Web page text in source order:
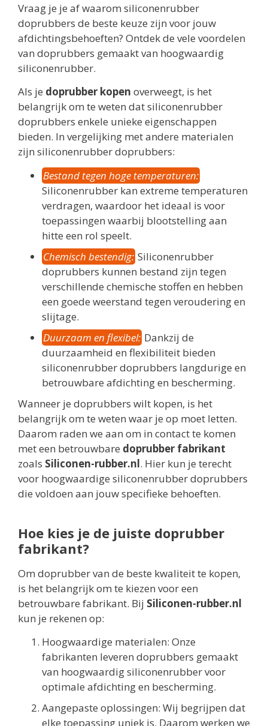
Vraag je je af waarom siliconenrubber
doprubbers de beste keuze zijn voor jouw
afdichtingsbehoeften? Ontdek de vele voordelen
van doprubbers gemaakt van hoogwaardig
siliconenrubber.
Als je doprubber kopen overweegt, is het
belangrijk om te weten dat siliconenrubber
doprubbers enkele unieke eigenschappen
bieden. In vergelijking met andere materialen
zijn siliconenrubber doprubbers:
Bestand tegen hoge temperaturen:
Siliconenrubber kan extreme temperaturen
verdragen, waardoor het ideaal is voor
toepassingen waarbij blootstelling aan
hitte een rol speelt.
Chemisch bestendig: Siliconenrubber
doprubbers kunnen bestand zijn tegen
verschillende chemische stoffen en hebben
een goede weerstand tegen veroudering en
slijtage.
Duurzaam en flexibel: Dankzij de
duurzaamheid en flexibiliteit bieden
siliconenrubber doprubbers langdurige en
betrouwbare afdichting en bescherming.
Wanneer je doprubbers wilt kopen, is het
belangrijk om te weten waar je op moet letten.
Daarom raden we aan om in contact te komen
met een betrouwbare doprubber fabrikant
zoals Siliconen-rubber.nl. Hier kun je terecht
voor hoogwaardige siliconenrubber doprubbers
die voldoen aan jouw specifieke behoeften.
Hoe kies je de juiste doprubber
fabrikant?
Om doprubber van de beste kwaliteit te kopen,
is het belangrijk om te kiezen voor een
betrouwbare fabrikant. Bij Siliconen-rubber.nl
kun je rekenen op:
Hoogwaardige materialen: Onze
fabrikanten leveren doprubbers gemaakt
van hoogwaardig siliconenrubber voor
optimale afdichting en bescherming.
Aangepaste oplossingen: Wij begrijpen dat
elke toepassing uniek is. Daarom werken we